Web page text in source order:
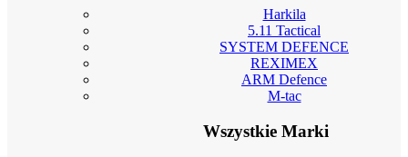
Harkila
5.11 Tactical
SYSTEM DEFENCE
REXIMEX
ARM Defence
M-tac
Wszystkie Marki